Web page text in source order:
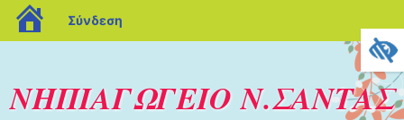
ΝΗΠΙΑΓΩΓΕΙΟ Ν.ΣΑΝΤΑΣ
blogs.sch.gr
Σύνδεση